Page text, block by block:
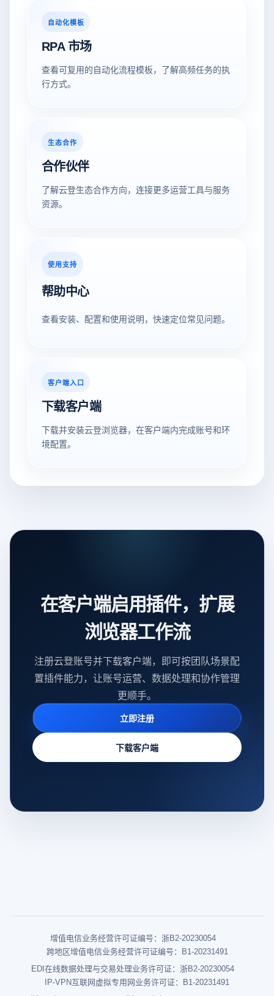
自动化模板
RPA 市场
查看可复用的自动化流程模板，了解高频任务的执
行方式。
生态合作
合作伙伴
了解云登生态合作方向，连接更多运营工具与服务
资源。
使用支持
帮助中心
查看安装、配置和使用说明，快速定位常见问题。
客户端入口
下载客户端
下载并安装云登浏览器，在客户端内完成账号和环
境配置。
在客户端启用插件，扩展
浏览器工作流
注册云登账号并下载客户端，即可按团队场景配
置插件能力，让账号运营、数据处理和协作管理
更顺手。
立即注册
下载客户端
增值电信业务经营许可证编号：浙B2-20230054
跨地区增值电信业务经营许可证编号：B1-20231491
EDI在线数据处理与交易处理业务许可证：浙B2-20230054
IP-VPN互联网虚拟专用网业务许可证：B1-20231491